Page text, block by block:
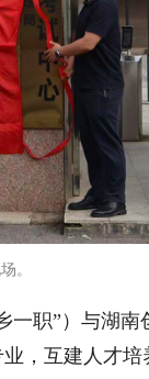
。
一职”）与湖
，互建人才